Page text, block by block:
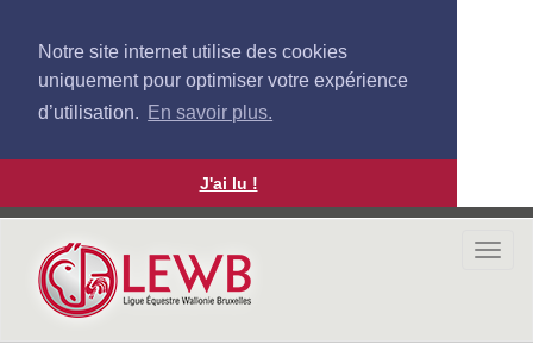
Notre site internet utilise des cookies
uniquement pour optimiser votre expérience
d’utilisation. En savoir plus.
J'ai lu !
Aller
contenu
principal